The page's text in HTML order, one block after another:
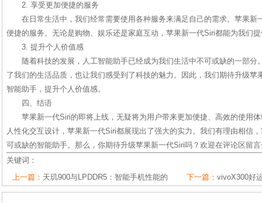
2. 享受更加便捷的服务
在日常生活中，我们经常需要使用各种服务来满足自己的需求。苹果新
便捷的服务。无论是购物、娱乐还是家庭互动，苹果新一代Siri都能为我们
3. 提升个人价值感
随着科技的发展，人工智能助手已经成为我们生活中不可或缺的一部分
了我们的生活品质，也让我们感受到了科技的魅力。因此，我们期待升级苹
智能助手，提升个人价值感。
四、结语
苹果新一代Siri的即将上线，无疑将为用户带来更加便捷、高效的使用
人性化交互设计，苹果新一代Siri都展现出了强大的实力。我们有理由相信
可或缺的智能助手。那么，你期待升级苹果新一代Siri吗？欢迎在评论区留
关键词：
上一篇： 天玑900与LPDDR5：智能手机性能的 下一篇： vivoX300好